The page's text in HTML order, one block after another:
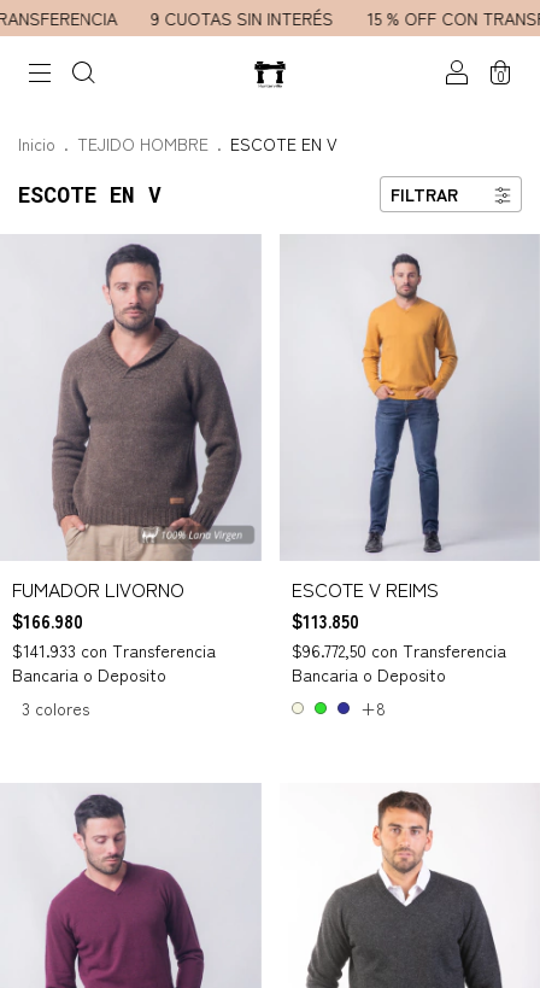
9 CUOTAS SIN INTERÉS 15 % OFF CON
0
Inicio . TEJIDO HOMBRE . ESCOTE EN V
ESCOTE EN V FILTRAR
FUMADOR LIVORNO
$166.980
$141.933 con Transferencia
Bancaria o Deposito
3 colores
ESCOTE V REIMS
$113.850
$96.772,50 con Transferencia
Bancaria o Deposito
+8